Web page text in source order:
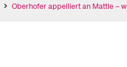
Oberhofer appelliert an Mattle –